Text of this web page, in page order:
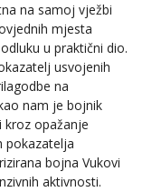
na samoj vježbi
mjesta
u praktični dio.
usvojenih
na
nam je bojnik
kroz opažanje
pokazatelja
bojna Vukovi
aktivnosti.